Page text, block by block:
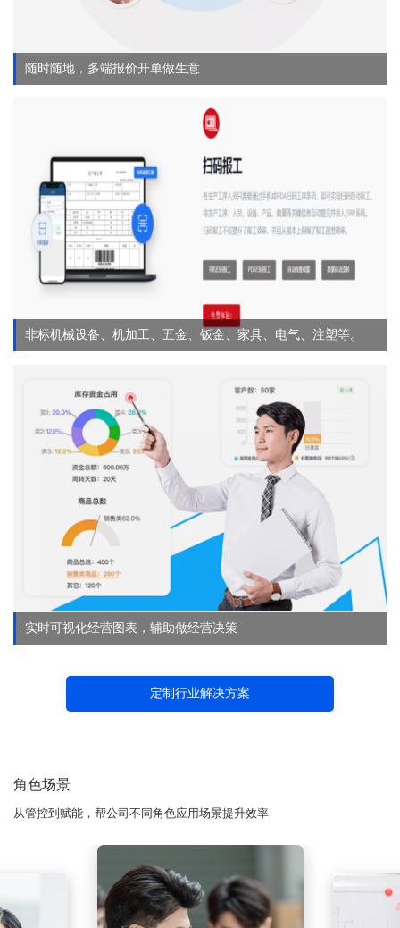
随时随地，多端报价开单做生意
非标机械设备、机加工、五金、钣金、家具、电气、注塑等。
实时可视化经营图表，辅助做经营决策
定制行业解决方案
角色场景
从管控到赋能，帮公司不同角色应用场景提升效率